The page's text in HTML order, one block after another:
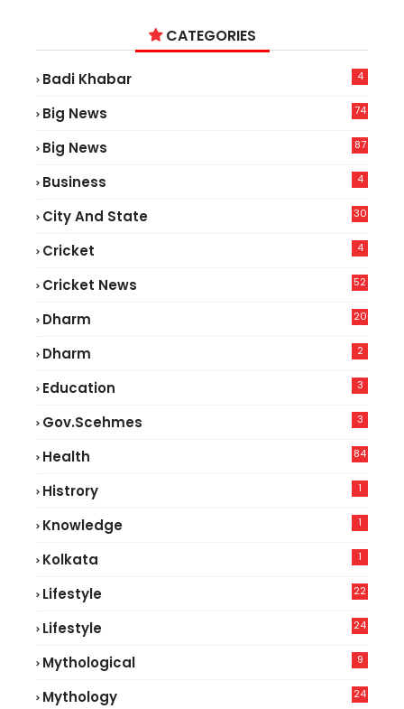
CATEGORIES
Badi Khabar 4
Big News
74
Big News
87
Business 4
City And State 30
Cricket 4
Cricket News
52
Dharm 20
Dharm 2
Education 3
Gov.scehmes 3
Health
84
Histrory 1
Knowledge 1
Kolkata 1
Lifestyle
22
Lifestyle
24
Mythological 9
Mythology 24